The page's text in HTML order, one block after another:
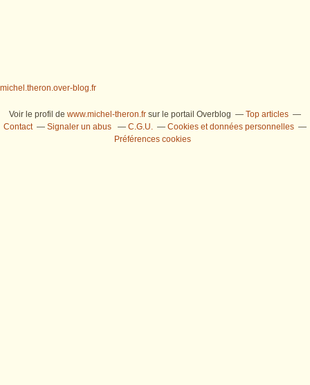
michel.theron.over-blog.fr
Voir le profil de www.michel-theron.fr sur le portail Overblog
Top articles
Contact
Signaler un abus C.G.U.
Cookies et données personnelles
Préférences cookies